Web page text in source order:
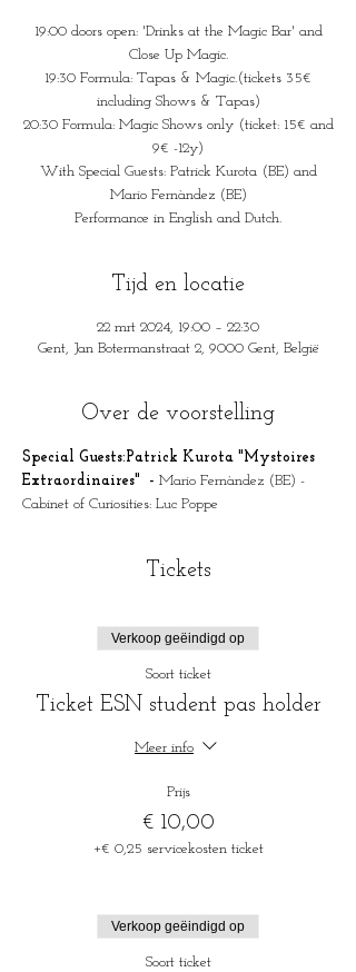
19:00 doors open: 'Drinks at the Magic Bar' and
Close Up Magic.
19:30 Formula: Tapas & Magic.(tickets 35€
including Shows & Tapas)
20:30 Formula: Magic Shows only (ticket: 15€ and
9€ -12y)
With Special Guests: Patrick Kurota (BE) and
Mario Fernàndez (BE)
Performance in English and Dutch.
Tijd en locatie
22 mrt 2024, 19:00 – 22:30
Gent, Jan Botermanstraat 2, 9000 Gent, België
Over de voorstelling
Special Guests:Patrick Kurota "Mystoires
Extraordinaires"  - Mario Fernàndez (BE) -
Cabinet of Curiosities: Luc Poppe
Tickets
Verkoop geëindigd op
Soort ticket
Ticket ESN student pas holder
Meer info
Prijs
€ 10,00
+€ 0,25 servicekosten ticket
Verkoop geëindigd op
Soort ticket